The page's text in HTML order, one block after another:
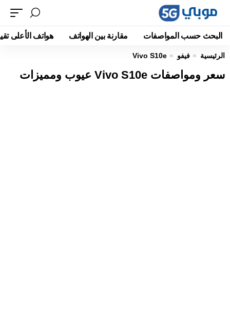
البحث حسب المواصفات مقارنة بين الهواتف هواتف الأعلى
الرئيسية فيفو Vivo S10e
سعر ومواصفات Vivo S10e عيوب ومميزات